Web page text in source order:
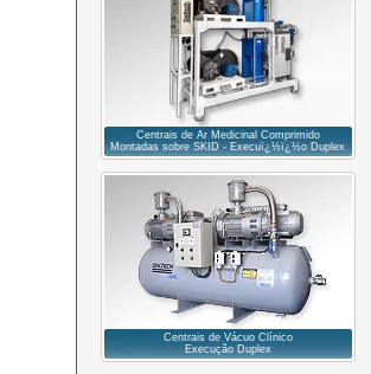
Centrais de Ar Medicinal Comprimido
Montadas sobre SKID - Execuï¿½ï¿½o Duplex
Centrais de Vácuo Clínico
Execução Duplex